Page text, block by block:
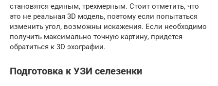
становятся единым, трехмерным. Стоит отметить, что
это не реальная 3D модель, поэтому если попытаться
изменить угол, возможны искажения. Если необходимо
получить максимально точную картину, придется
обратиться к 3D эхографии.
Подготовка к УЗИ селезенки